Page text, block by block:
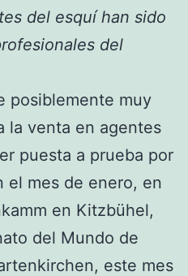
del esquí han sido
del
posiblemente muy
la venta en agentes
puesta a prueba por
el mes de enero, en
en Kitzbühel,
del Mundo de
este mes